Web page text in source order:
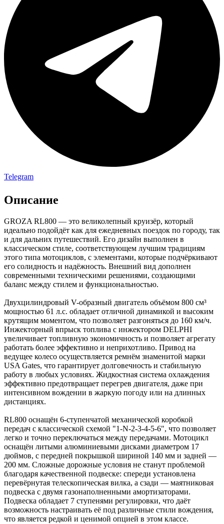
Telegram
Описание
GROZA RL800 — это великолепный круизёр, который
идеально подойдёт как для ежедневных поездок по городу, так
и для дальних путешествий. Его дизайн выполнен в
классическом стиле, соответствующем лучшим традициям
этого типа мотоциклов, с элементами, которые подчёркивают
его солидность и надёжность. Внешний вид дополнен
современными техническими решениями, создающими
баланс между стилем и функциональностью.
Двухцилиндровый V-образный двигатель объёмом 800 см³
мощностью 61 л.с. обладает отличной динамикой и высоким
крутящим моментом, что позволяет разгоняться до 160 км/ч.
Инжекторный впрыск топлива с инжектором DELPHI
увеличивает топливную экономичность и позволяет агрегату
работать более эффективно и неприхотливо. Привод на
ведущее колесо осуществляется ремнём знаменитой марки
USA Gates, что гарантирует долговечность и стабильную
работу в любых условиях. Жидкостная система охлаждения
эффективно предотвращает перегрев двигателя, даже при
интенсивном вождении в жаркую погоду или на длинных
дистанциях.
RL800 оснащён 6-ступенчатой механической коробкой
передач с классической схемой "1-N-2-3-4-5-6", что позволяет
легко и точно переключаться между передачами. Мотоцикл
оснащён литыми алюминиевыми дисками диаметром 17
дюймов, с передней покрышкой шириной 140 мм и задней —
200 мм. Сложные дорожные условия не станут проблемой
благодаря качественной подвеске: спереди установлена
перевёрнутая телескопическая вилка, а сзади — маятниковая
подвеска с двумя газонаполненными амортизаторами.
Подвеска обладает 7 ступенями регулировки, что даёт
возможность настраивать её под различные стили вождения,
что является редкой и ценимой опцией в этом классе.